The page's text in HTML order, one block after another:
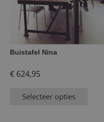
Buistafel Nina
€ 624,95
Selecteer opties